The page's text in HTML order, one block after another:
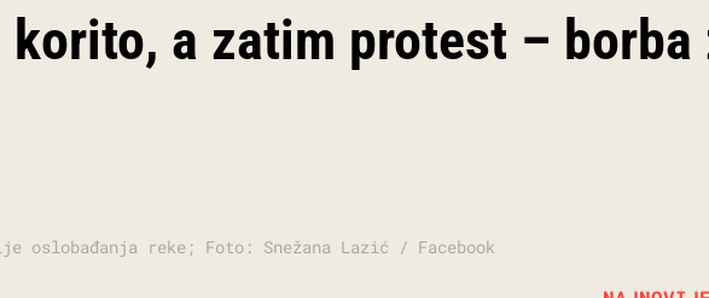
korito, a zatim protest – borba
reke; Foto: Snežana Lazić / Facebook